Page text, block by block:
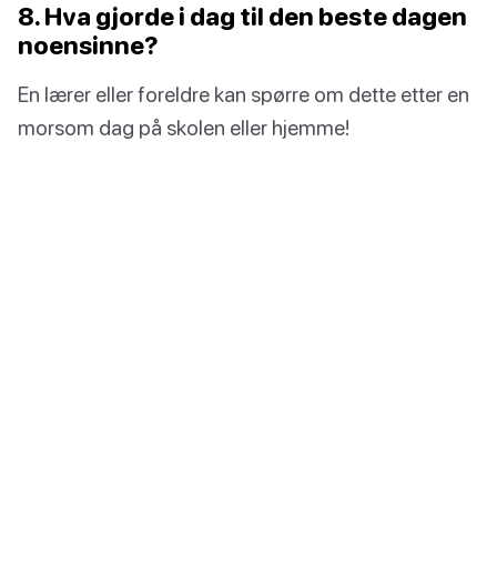
8. Hva gjorde i dag til den beste dagen
noensinne?
En lærer eller foreldre kan spørre om dette etter en
morsom dag på skolen eller hjemme!